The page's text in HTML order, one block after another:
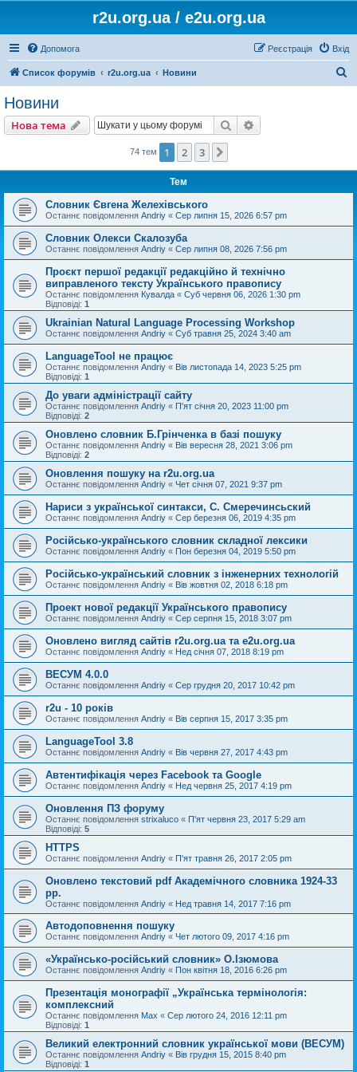
r2u.org.ua / e2u.org.ua
Допомога Вхід
Реєстрація
Список форумів r2u.org.ua Новини
Новини
Нова тема Пошук
74 тем 1 2 3
Тем
Словник Євгена Желехівського
Останнє повідомлення Andriy « Сер липня 15, 2026 6:57 pm
Словник Олекси Скалозуба
Останнє повідомлення Andriy « Сер липня 08, 2026 7:56 pm
Проєкт першої редакції редакційно й технічно
виправленого тексту Українського правопису
Останнє повідомлення Кувалда « Суб червня 06, 2026 1:30 pm
Відповіді: 1
Ukrainian Natural Language Processing Workshop
Останнє повідомлення Andriy « Суб травня 25, 2024 3:40 am
LanguageTool не працює
Останнє повідомлення Andriy « Вів листопада 14, 2023 5:25 pm
Відповіді: 1
До уваги адміністрації сайту
Останнє повідомлення Andriy « П'ят січня 20, 2023 11:00 pm
Відповіді: 2
Оновлено словник Б.Грінченка в базі пошуку
Останнє повідомлення Andriy « Вів вересня 28, 2021 3:06 pm
Відповіді: 2
Оновлення пошуку на r2u.org.ua
Останнє повідомлення Andriy « Чет січня 07, 2021 9:37 pm
Нариси з української синтакси, С. Смеречинсьский
Останнє повідомлення Andriy « Сер березня 06, 2019 4:35 pm
Російсько-українського словник складної лексики
Останнє повідомлення Andriy « Пон березня 04, 2019 5:50 pm
Російсько-український словник з інженерних технологій
Останнє повідомлення Andriy « Вів жовтня 02, 2018 6:18 pm
Проект нової редакції Українського правопису
Останнє повідомлення Andriy « Сер серпня 15, 2018 3:07 pm
Оновлено вигляд сайтів r2u.org.ua та e2u.org.ua
Останнє повідомлення Andriy « Нед січня 07, 2018 8:19 pm
ВЕСУМ 4.0.0
Останнє повідомлення Andriy « Сер грудня 20, 2017 10:42 pm
r2u - 10 років
Останнє повідомлення Andriy « Вів серпня 15, 2017 3:35 pm
LanguageTool 3.8
Останнє повідомлення Andriy « Вів червня 27, 2017 4:43 pm
Автентифікація через Facebook та Google
Останнє повідомлення Andriy « Нед червня 25, 2017 4:19 pm
Оновлення ПЗ форуму
Останнє повідомлення strixaluco « П'ят червня 23, 2017 5:29 am
Відповіді: 5
HTTPS
Останнє повідомлення Andriy « П'ят травня 26, 2017 2:05 pm
Оновлено текстовий pdf Академічного словника 1924-33
рр.
Останнє повідомлення Andriy « Нед травня 14, 2017 7:16 pm
Автодоповнення пошуку
Останнє повідомлення Andriy « Чет лютого 09, 2017 4:16 pm
«Українсько-російський словник» О.Ізюмова
Останнє повідомлення Andriy « Пон квітня 18, 2016 6:26 pm
Презентація монографії „Українська термінологія:
комплексний
Останнє повідомлення Max « Сер лютого 24, 2016 12:11 pm
Відповіді: 1
Великий електронний словник української мови (ВЕСУМ)
Останнє повідомлення Andriy « Вів грудня 15, 2015 8:40 pm
Відповіді: 1